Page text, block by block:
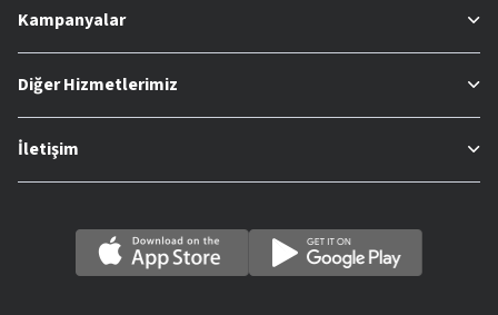
Kampanyalar
Diğer Hizmetlerimiz
İletişim